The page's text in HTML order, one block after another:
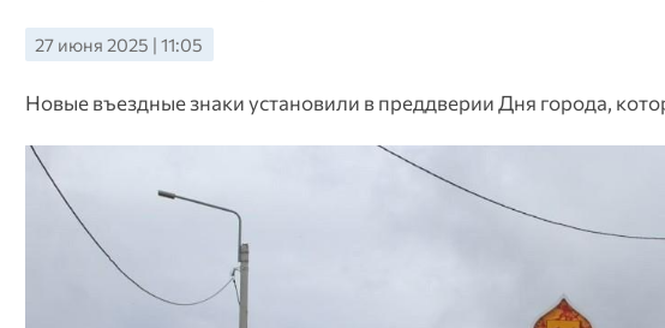
27 июня 2025 | 11:05
Новые въездные знаки установили в преддверии Дня города,